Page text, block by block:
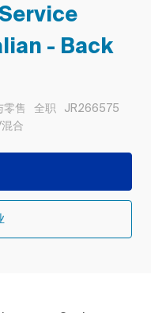
- Back
零售 工作类型
全职 作业 ID
JR266575
合